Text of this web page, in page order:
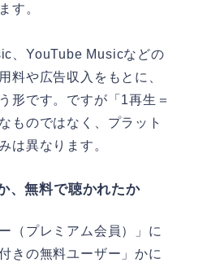
す。
、YouTube Musicなどの
料や広告収入をもとに、
形です。ですが「1再生＝
ものではなく、プラット
は異なります。
、無料で聴かれたか
（プレミアム会員）」に
きの無料ユーザー」かに